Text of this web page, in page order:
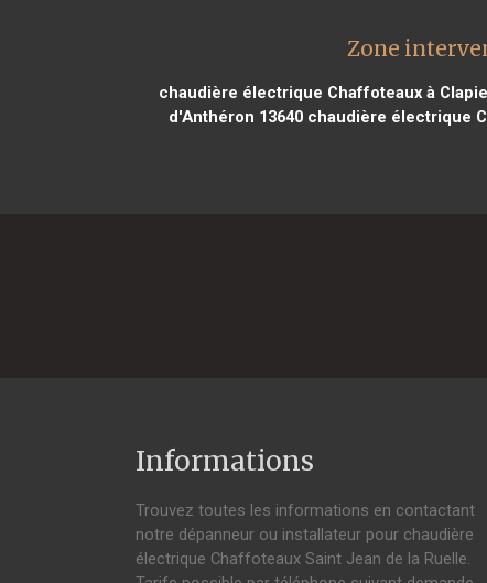
Zone
chaudière électrique Chaffoteaux à
d'Anthéron 13640 chaudière électrique
Informations
Trouvez toutes les informations en contactant
notre dépanneur ou installateur pour chaudière
électrique Chaffoteaux Saint Jean de la Ruelle.